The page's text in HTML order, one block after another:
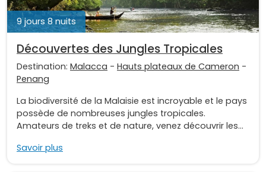
9 jours 8 nuits
Découvertes des Jungles Tropicales
Destination: Malacca - Hauts plateaux de Cameron -
Penang
La biodiversité de la Malaisie est incroyable et le pays
possède de nombreuses jungles tropicales.
Amateurs de treks et de nature, venez découvrir les...
Savoir plus